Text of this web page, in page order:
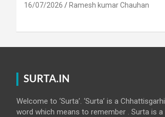
16/07/2026 Ramesh kumar Chauhan
SURTA.IN
Welcome to ‘Surta’. ‘Surta’ is a Chhattisgarhi
word which means to remember . Surta is a